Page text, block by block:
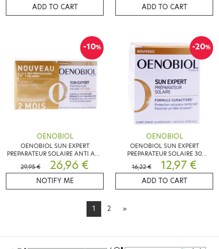
ADD TO CART ADD TO CART
-10%
OENOBIOL
OENOBIOL SUN EXPERT
PREPARATEUR SOLAIRE ANTI AGE
LOT DE 2X30 CAPSULES
29,95 € 26,96 €
NOTIFY ME
-20%
OENOBIOL
OENOBIOL SUN EXPERT
PREPARATEUR SOLAIRE 30
CAPSULES
16,22 € 12,97 €
ADD TO CART
1 2 »